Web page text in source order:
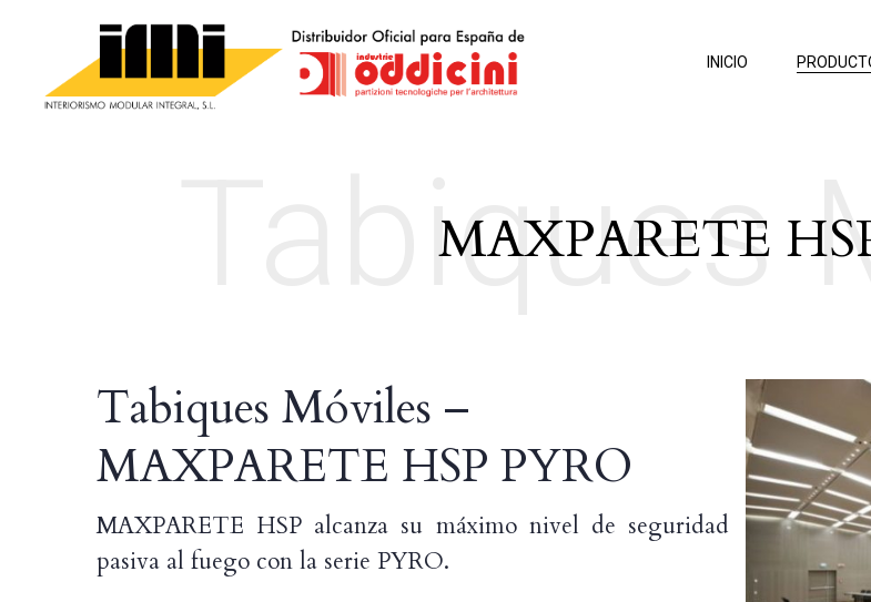
INICIO
Tabiques
MAXPARETE
Tabiques Móviles –
MAXPARETE HSP PYRO
MAXPARETE HSP alcanza su máximo nivel de seguridad
pasiva al fuego con la serie PYRO.